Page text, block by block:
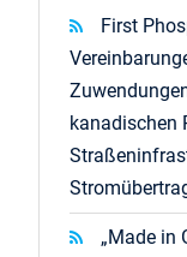
First
kanadischen
„Made in